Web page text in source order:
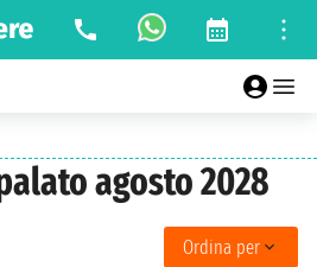
agosto 2028
Ordina per